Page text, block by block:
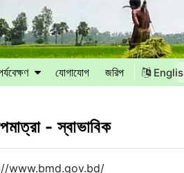
যোগাযোগ জরিপ
- স্বাভাবিক
www.bmd.gov.bd/